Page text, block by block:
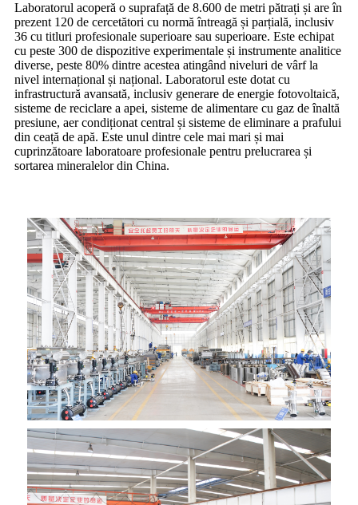
Laboratorul acoperă o suprafață de 8.600 de metri pătrați și are în
prezent 120 de cercetători cu normă întreagă și parțială, inclusiv
36 cu titluri profesionale superioare sau superioare. Este echipat
cu peste 300 de dispozitive experimentale și instrumente analitice
diverse, peste 80% dintre acestea atingând niveluri de vârf la
nivel internațional și național. Laboratorul este dotat cu
infrastructură avansată, inclusiv generare de energie fotovoltaică,
sisteme de reciclare a apei, sisteme de alimentare cu gaz de înaltă
presiune, aer condiționat central și sisteme de eliminare a prafului
din ceață de apă. Este unul dintre cele mai mari și mai
cuprinzătoare laboratoare profesionale pentru prelucrarea și
sortarea mineralelor din China.